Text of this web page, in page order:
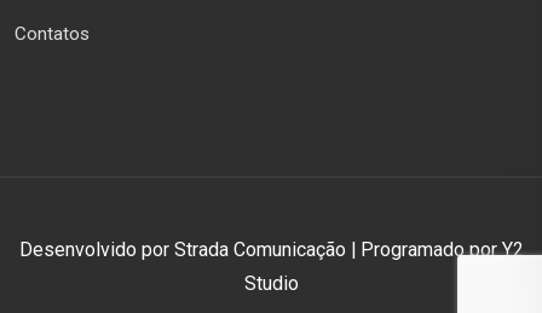
Contatos
Desenvolvido por Strada Comunicação | Programado por Y2
Studio